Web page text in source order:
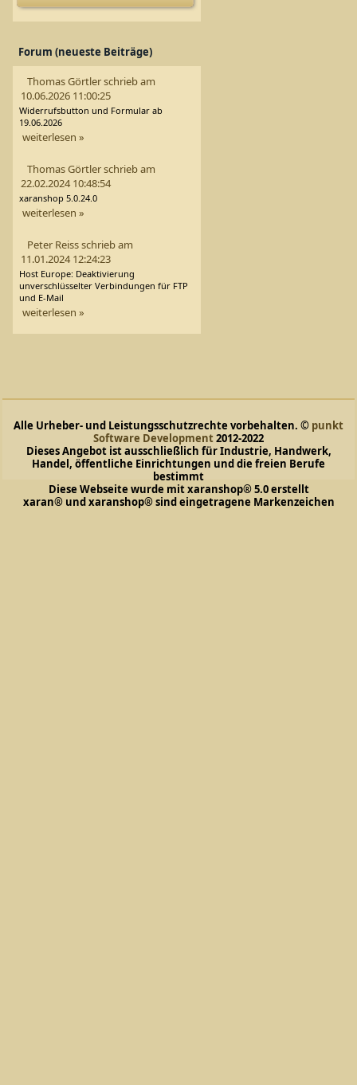
Forum (neueste Beiträge)
Thomas Görtler schrieb am
10.06.2026 11:00:25
Widerrufsbutton und Formular ab
19.06.2026
weiterlesen »
Thomas Görtler schrieb am
22.02.2024 10:48:54
xaranshop 5.0.24.0
weiterlesen »
Peter Reiss schrieb am
11.01.2024 12:24:23
Host Europe: Deaktivierung
unverschlüsselter Verbindungen für FTP
und E-Mail
weiterlesen »
Alle Urheber- und Leistungsschutzrechte vorbehalten. © punkt
Software Development2012-2022
Dieses Angebot ist ausschließlich für Industrie, Handwerk,
Handel, öffentliche Einrichtungen und die freien Berufe
bestimmt
Diese Webseite wurde mit xaranshop® 5.0 erstellt
xaran® und xaranshop® sind eingetragene Markenzeichen